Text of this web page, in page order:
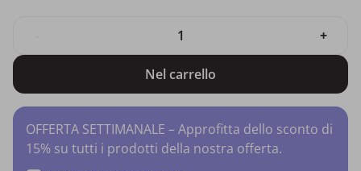
+
Nel carrello
OFFERTA SETTIMANALE – Approfitta dello sconto di
15% su tutti i prodotti della nostra offerta.